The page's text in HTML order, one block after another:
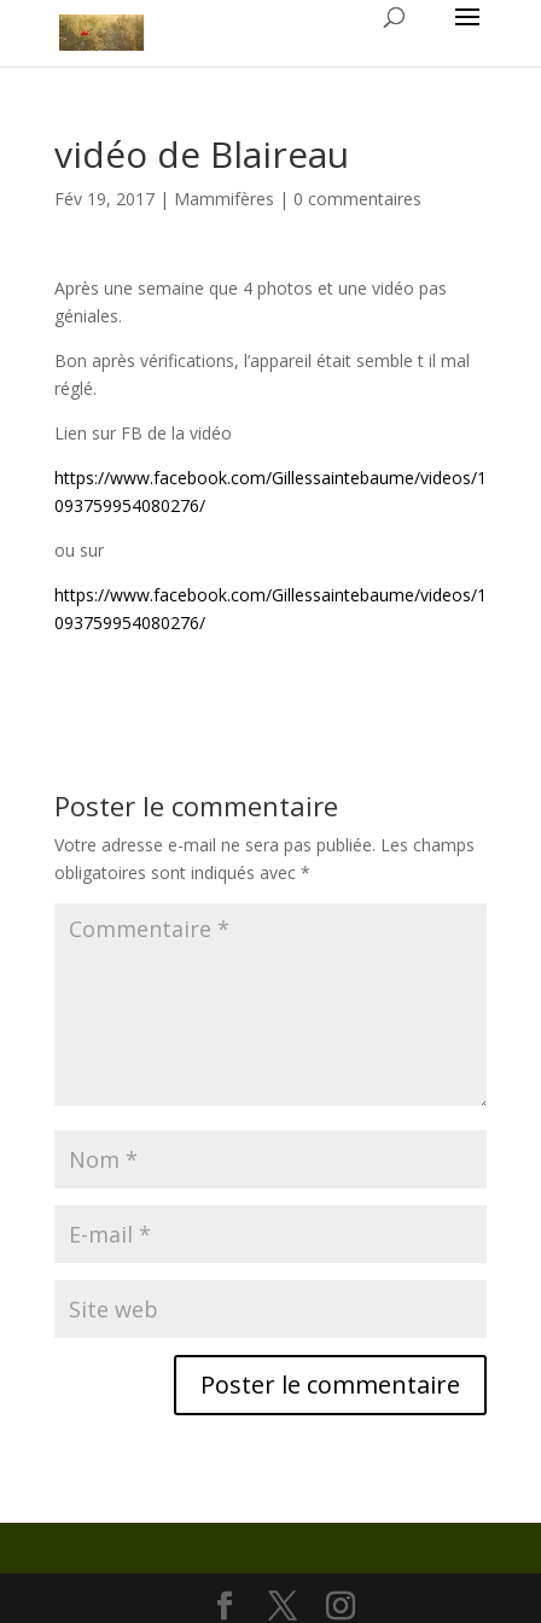
vidéo de Blaireau
Fév 19, 2017| Mammifères | 0 commentaires
Après une semaine que 4 photos et une vidéo pas
géniales.
Bon après vérifications, l’appareil était semble t il mal
réglé.
Lien sur FB de la vidéo
https://www.facebook.com/Gillessaintebaume/videos/1
093759954080276/
ou sur
https://www.facebook.com/Gillessaintebaume/videos/1
093759954080276/
Poster le commentaire
Votre adresse e-mail ne sera pas publiée. Les champs
obligatoires sont indiqués avec *